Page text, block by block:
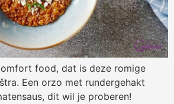
food, dat is deze romige
Een orzo met rundergehakt
dit wil je proberen!